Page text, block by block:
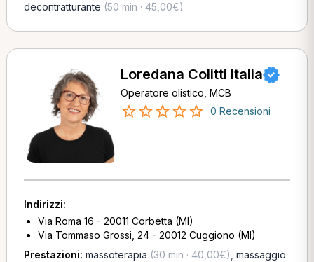
decontratturante (50 min · 45,00€)
Loredana Colitti Italia
Operatore olistico, MCB
0 Recensioni
Indirizzi:
Via Roma 16 - 20011 Corbetta (MI)
Via Tommaso Grossi, 24 - 20012 Cuggiono (MI)
Prestazioni: massoterapia (30 min · 40,00€) massaggio